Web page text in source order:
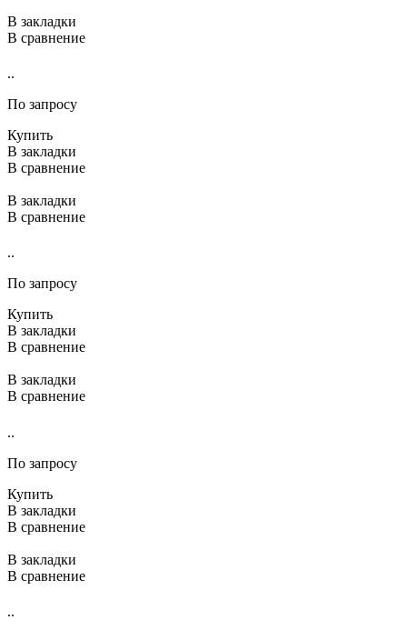
В закладки
В сравнение
..
По запросу
Купить
В закладки
В сравнение
В закладки
В сравнение
..
По запросу
Купить
В закладки
В сравнение
В закладки
В сравнение
..
По запросу
Купить
В закладки
В сравнение
В закладки
В сравнение
..